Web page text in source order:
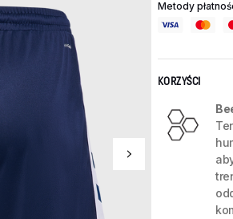
Metody
KORZYŚCI